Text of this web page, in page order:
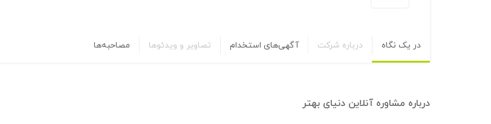
در یک نگاه درباره شرکت آگهی‌های استخدام تصاویر و ویدئوها مصاحبه‌ها
درباره مشاوره آنلاین دنیای بهتر